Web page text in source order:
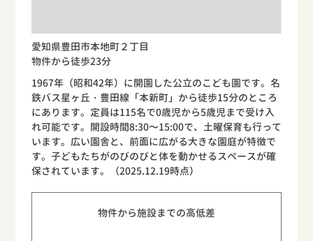
愛知県豊田市本地町２丁目
物件から徒歩23分
1967年（昭和42年）に開園した公立のこども園です。名
鉄バス星ヶ丘・豊田線「本新町」から徒歩15分のところ
にあります。定員は115名で0歳児から5歳児まで受け入
れ可能です。開設時間8:30〜15:00で、土曜保育も行って
います。広い園舎と、前面に広がる大きな園庭が特徴で
す。子どもたちがのびのびと体を動かせるスペースが確
保されています。（2025.12.19時点）
物件から施設までの高低差